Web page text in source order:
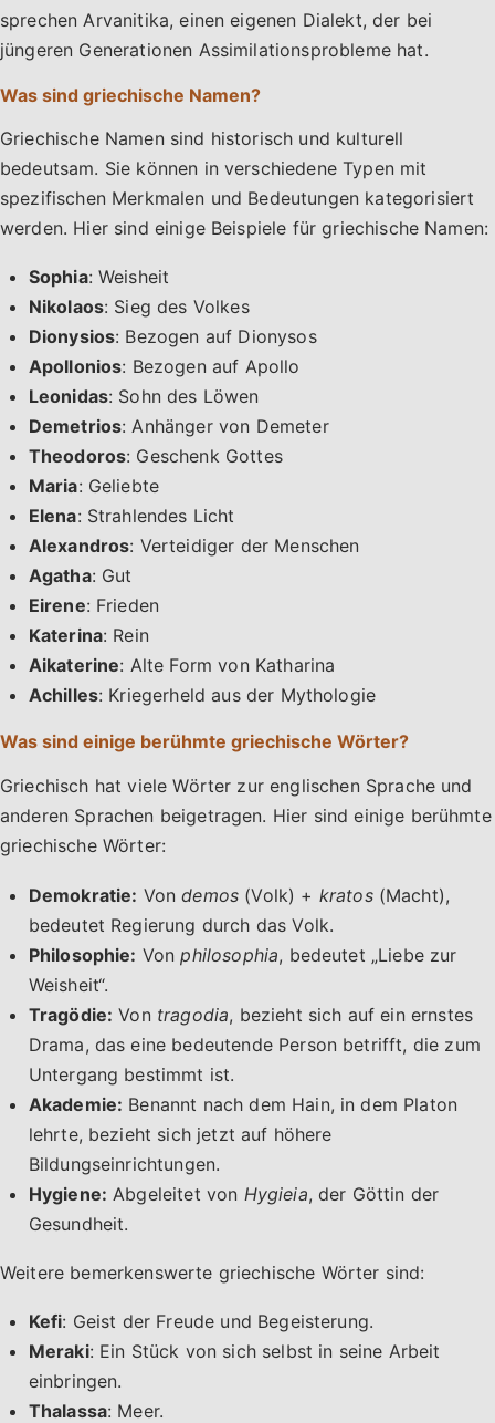
sprechen Arvanitika, einen eigenen Dialekt, der bei
jüngeren Generationen Assimilationsprobleme hat.
Was sind griechische Namen?
Griechische Namen sind historisch und kulturell
bedeutsam. Sie können in verschiedene Typen mit
spezifischen Merkmalen und Bedeutungen kategorisiert
werden. Hier sind einige Beispiele für griechische Namen:
Sophia: Weisheit
Nikolaos: Sieg des Volkes
Dionysios: Bezogen auf Dionysos
Apollonios: Bezogen auf Apollo
Leonidas: Sohn des Löwen
Demetrios: Anhänger von Demeter
Theodoros: Geschenk Gottes
Maria: Geliebte
Elena: Strahlendes Licht
Alexandros: Verteidiger der Menschen
Agatha: Gut
Eirene: Frieden
Katerina: Rein
Aikaterine: Alte Form von Katharina
Achilles: Kriegerheld aus der Mythologie
Was sind einige berühmte griechische Wörter?
Griechisch hat viele Wörter zur englischen Sprache und
anderen Sprachen beigetragen. Hier sind einige berühmte
griechische Wörter:
Demokratie: Vondemos (Volk) + kratos(Macht),
bedeutet Regierung durch das Volk.
Philosophie: Vonphilosophia, bedeutet „Liebe zur
Weisheit“.
Tragödie: Von tragodia, bezieht sich auf ein ernstes
Drama, das eine bedeutende Person betrifft, die zum
Untergang bestimmt ist.
Akademie: Benannt nach dem Hain, in dem Platon
lehrte, bezieht sich jetzt auf höhere
Bildungseinrichtungen.
Hygiene: Abgeleitet von Hygieia, der Göttin der
Gesundheit.
Weitere bemerkenswerte griechische Wörter sind:
Kefi: Geist der Freude und Begeisterung.
Meraki: Ein Stück von sich selbst in seine Arbeit
einbringen.
Thalassa: Meer.